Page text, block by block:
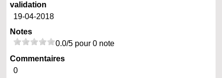
validation
19-04-2018
Notes
0.0/5 pour 0 note
Commentaires
0